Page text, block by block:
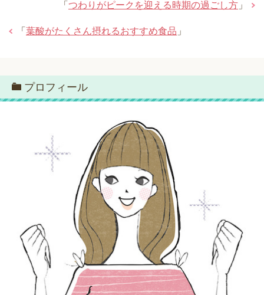
「 つわりがピークを迎える時期の過ごし方 」
「 葉酸がたくさん摂れるおすすめ食品 」
プロフィール